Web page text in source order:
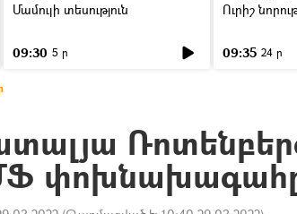
Մամուլի տեսություն
09:30 5 ր
Ուրիշ
09:35 24 ր